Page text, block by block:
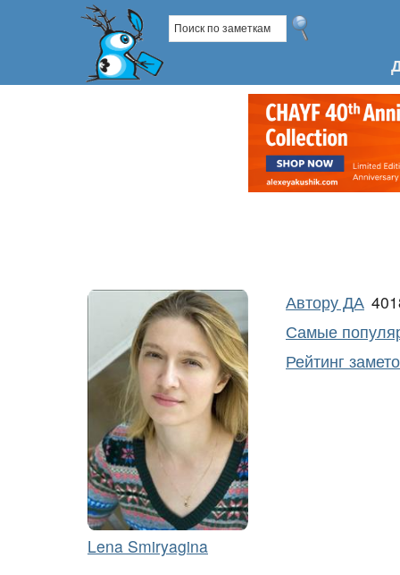
Lena Smiryagina
Автору ДА
Самые
Рейтинг